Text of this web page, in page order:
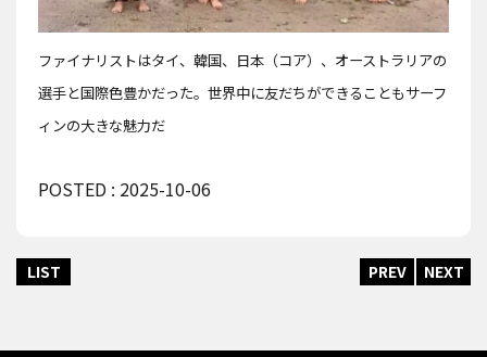
ファイナリストはタイ、韓国、日本（コア）、オーストラリアの
選手と国際色豊かだった。世界中に友だちができることもサーフ
ィンの大きな魅力だ
POSTED : 2025-10-06
LIST PREV NEXT